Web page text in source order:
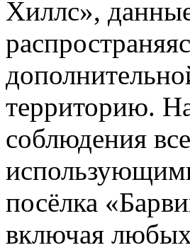
Хиллс»,
территорию.
соблюдения
посёлка
включая